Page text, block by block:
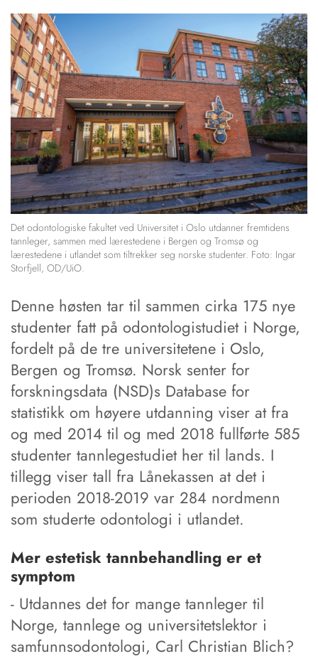
Det odontologiske fakultet ved Universitet i Oslo utdanner fremtidens
tannleger, sammen med lærestedene i Bergen og Tromsø og
lærestedene i utlandet som tiltrekker seg norske studenter. Foto: Ingar
Storfjell, OD/UiO.
Denne høsten tar til sammen cirka 175 nye
studenter fatt på odontologistudiet i Norge,
fordelt på de tre universitetene i Oslo,
Bergen og Tromsø. Norsk senter for
forskningsdata (NSD)s Database for
statistikk om høyere utdanning viser at fra
og med 2014 til og med 2018 fullførte 585
studenter tannlegestudiet her til lands. I
tillegg viser tall fra Lånekassen at det i
perioden 2018-2019 var 284 nordmenn
som studerte odontologi i utlandet.
Mer estetisk tannbehandling er et
symptom
- Utdannes det for mange tannleger til
Norge, tannlege og universitetslektor i
samfunnsodontologi, Carl Christian Blich?